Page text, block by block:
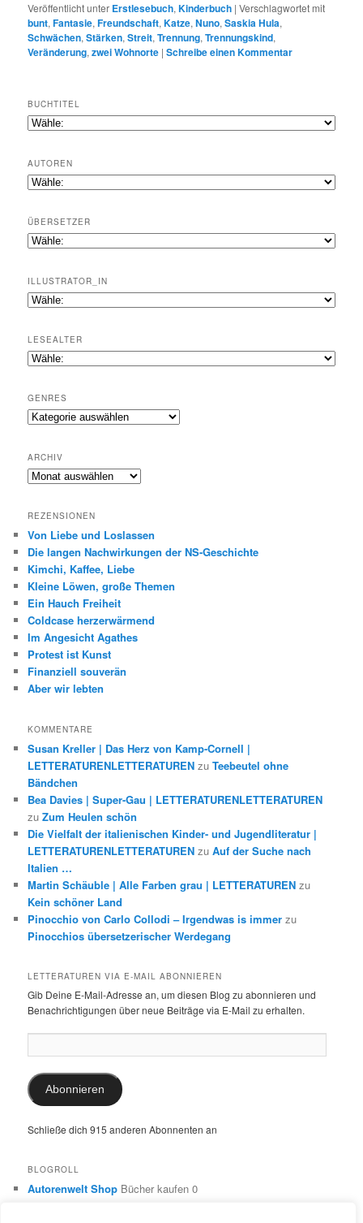
Veröffentlicht unter Erstlesebuch,Kinderbuch |Verschlagwortet mit
bunt,Fantasie,Freundschaft,Katze,Nuno,Saskia Hula,
Schwächen,Stärken,Streit,Trennung,Trennungskind,
Veränderung,zwei Wohnorte |Schreibe einen Kommentar
BUCHTITEL
AUTOREN
ÜBERSETZER
ILLUSTRATOR_IN
LESEALTER
GENRES
Genres
ARCHIV
Archiv
REZENSIONEN
Von Liebe und Loslassen
Die langen Nachwirkungen der NS-Geschichte
Kimchi, Kaffee, Liebe
Kleine Löwen, große Themen
Ein Hauch Freiheit
Coldcase herzerwärmend
Im Angesicht Agathes
Protest ist Kunst
Finanziell souverän
Aber wir lebten
KOMMENTARE
Susan Kreller | Das Herz von Kamp-Cornell |
LETTERATURENLETTERATUREN zuTeebeutel ohne
Bändchen
Bea Davies | Super-Gau | LETTERATURENLETTERATUREN
zuZum Heulen schön
Die Vielfalt der italienischen Kinder- und Jugendliteratur |
LETTERATURENLETTERATUREN zuAuf der Suche nach
Italien …
Martin Schäuble | Alle Farben grau | LETTERATUREN zu
Kein schöner Land
Pinocchio von Carlo Collodi – Irgendwas is immer zu
Pinocchios übersetzerischer Werdegang
LETTERATUREN VIA E-MAIL ABONNIEREN
Gib Deine E-Mail-Adresse an, um diesen Blog zu abonnieren und
Benachrichtigungen über neue Beiträge via E-Mail zu erhalten.
Mail-
Adresse:
Abonnieren
Schließe dich 915 anderen Abonnenten an
BLOGROLL
Autorenwelt Shop Bücher kaufen 0